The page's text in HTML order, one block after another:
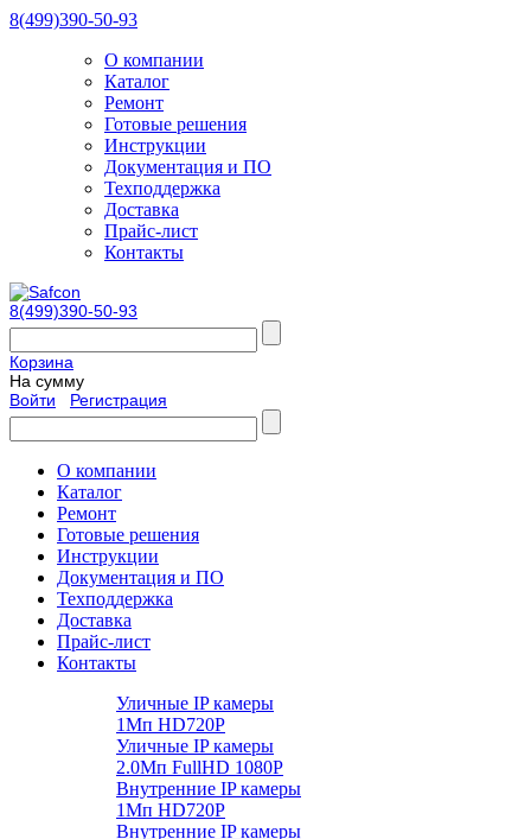
8(499)390-50-93
О компании
Каталог
Ремонт
Готовые решения
Инструкции
Документация и ПО
Техподдержка
Доставка
Прайс-лист
Контакты
8(499)390-50-93
Корзина
На сумму
Войти
Регистрация
О компании
Каталог
Ремонт
Готовые решения
Инструкции
Документация и ПО
Техподдержка
Доставка
Прайс-лист
Контакты
Уличные IP камеры
1Мп HD720P
Уличные IP камеры
2.0Мп FullHD 1080P
Внутренние IP камеры
1Мп HD720P
Внутренние IP камеры